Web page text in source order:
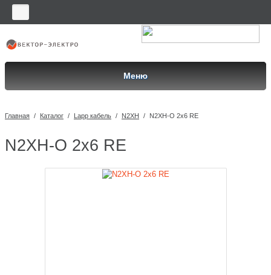
Меню
Главная / Каталог / Lapp кабель / N2XH / N2XH-O 2x6 RE
N2XH-O 2x6 RE